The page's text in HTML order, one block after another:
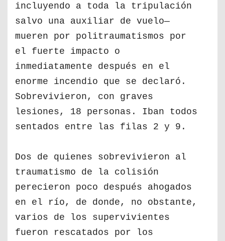
incluyendo a toda la tripulación
salvo una auxiliar de vuelo—
mueren por politraumatismos por
el fuerte impacto o
inmediatamente después en el
enorme incendio que se declaró.
Sobrevivieron, con graves
lesiones, 18 personas. Iban todos
sentados entre las filas 2 y 9.
Dos de quienes sobrevivieron al
traumatismo de la colisión
perecieron poco después ahogados
en el río, de donde, no obstante,
varios de los supervivientes
fueron rescatados por los